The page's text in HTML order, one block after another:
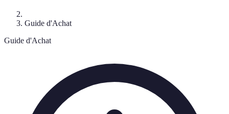
Guide d'Achat
Guide d'Achat